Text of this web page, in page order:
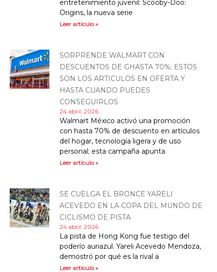
entretenimiento juvenil: Scooby-Doo:
Origins, la nueva serie
Leer artículo »
SORPRENDE WALMART CON
DESCUENTOS DE GHASTA 70%; ESTOS
SON LOS ARTICULOS EN OFERTA Y
HASTA CUANDO PUEDES
CONSEGUIRLOS
24 abril, 2026
Walmart México activó una promoción
con hasta 70% de descuento en artículos
del hogar, tecnología ligera y de uso
personal; esta campaña apunta
Leer artículo »
SE CUELGA EL BRONCE YARELI
ACEVEDO EN LA COPA DEL MUNDO DE
CICLISMO DE PISTA
24 abril, 2026
La pista de Hong Kong fue testigo del
poderío auriazul. Yareli Acevedo Mendoza,
demostró por qué es la rival a
Leer artículo »